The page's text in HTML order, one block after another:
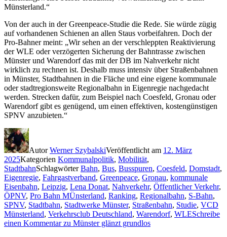
Münsterland.“
Von der auch in der Greenpeace-Studie die Rede. Sie würde zügig
auf vorhandenen Schienen an allen Staus vorbeifahren. Doch der
Pro-Bahner meint: „Wir sehen an der verschleppten Reaktivierung
der WLE oder verzögerten Sicherung der Bahntrasse zwischen
Münster und Warendorf das mit der DB im Nahverkehr nicht
wirklich zu rechnen ist. Deshalb muss intensiv über Straßenbahnen
in Münster, Stadtbahnen in die Fläche und eine eigene kommunale
oder stadtregionsweite Regionalbahn in Eigenregie nachgedacht
werden. Strecken dafür, zum Beispiel nach Coesfeld, Gronau oder
Warendorf gibt es genügend, um einen effektiven, kostengünstigen
SPNV anzubieten.“
AutorWerner SzybalskiVeröffentlicht am 12. März
2025Kategorien Kommunalpolitik, Mobilität,
StadtbahnSchlagwörterBahn, Bus, Busspuren, Coesfeld, Domstadt,
Eigenregie, Fahrgastverband, Greenpeace, Gronau, kommunale
Eisenbahn, Leipzig, Lena Donat, Nahverkehr, Öffentlicher Verkehr,
ÖPNV, Pro Bahn MÜnsterland, Ranking, Regionalbahn, S-Bahn,
SPNV, Stadtbahn, Stadtwerke Münster, Straßenbahn, Studie, VCD
Münsterland, Verkehrsclub Deutschland, Warendorf, WLESchreibe
einen Kommentarzu Münster glänzt grundlos